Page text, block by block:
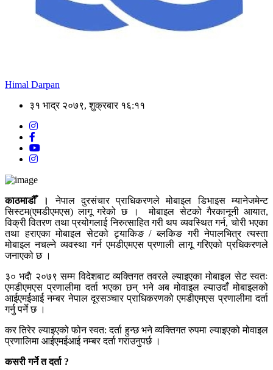
Himal Darpan
३१ भाद्र २०७९, शुक्रबार १६:११
काठमाडौँ ।
नेपाल दुरसंचार प्राधिकरणले मोबाइल डिभाइस म्यानेजमेन्ट
सिस्टम(एमडीएमएस) लागू गरेको छ । मोबाइल सेटको गैरकानूनी आयात,
विक्री वितरण तथा प्रयोगलाई निरुत्साहित गरी थप व्यवस्थित गर्न, चोरी भएका
तथा हराएका मोबाइल सेटको ट्र्याकिङ / ब्लकिङ गरी नेपालभित्र त्यस्ता
मोबाइल नचल्ने व्यवस्था गर्न एमडीएमएस प्रणाली लागू गरिएको प्रधिकरणले
जनाएको छ ।
३० भदाै २०७९ सम्म विदेशबाट व्यक्तिगत तवरले ल्याइएका मोबाइल सेट स्वतः
एमडीएमएस प्रणालीमा दर्ता भएका छन् भने अब मोवाइल ल्याउदाँ मोबाइलको
आईएमईआई नम्बर नेपाल दूरसञ्चार प्राधिकरणको एमडीएमएस प्रणालीमा दर्ता
गर्नु पर्ने छ ।
कर तिरेर ल्याइएको फोन स्वत: दर्ता हुन्छ भने व्यक्तिगत रुपमा ल्याइएको मोवाइल
प्रणालिमा आईएमईआई नम्बर दर्ता गराउनुपर्छ ।
कसरी गर्ने त दर्ता ?